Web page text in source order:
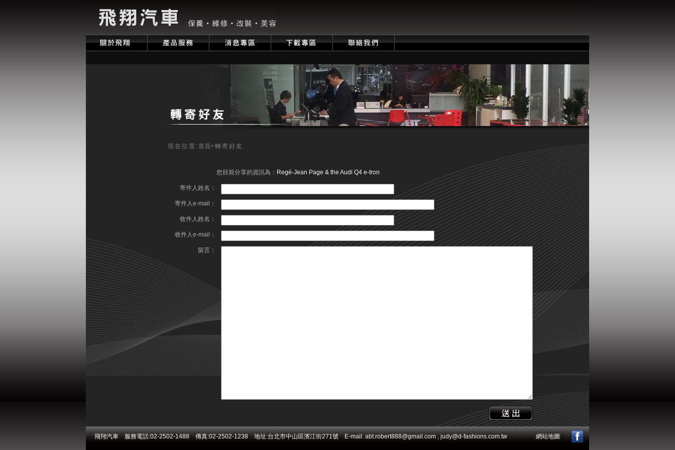
現在位置: 首頁>轉寄好友
您目前分享的資訊為： Regé-Jean Page & the Audi Q4 e-tron
寄件人姓名：
寄件人e-mail：
收件人姓名：
收件人e-mail：
留言：
飛翔汽車 服務電話:02-2502-1488 傳真:02-2502-1238 地址:台北市中山區濱江街271號 E-mail: abt.robert888@gmail.com , judy@d-fashions.com.tw 網站地圖|